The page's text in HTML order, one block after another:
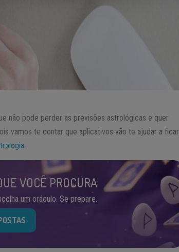
não pode perder as previsões astrológicas e quer
vamos te contar que aplicativos vão te ajudar a ficar
.
VOCÊ PROCURA
um oráculo. Se prepare.